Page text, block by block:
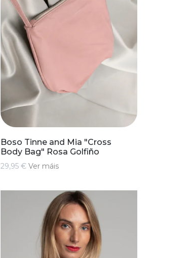
Boso Tinne and Mia "Cross
Body Bag" Rosa Golfiño
29,95 €Ver máis